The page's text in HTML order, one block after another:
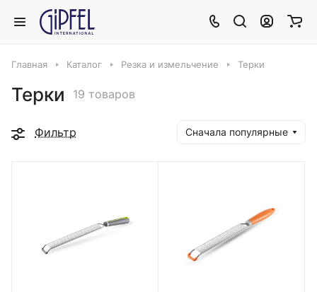
Главная Каталог Резка и измельчение Терки
Терки 19 товаров
Фильтр Сначала популярные